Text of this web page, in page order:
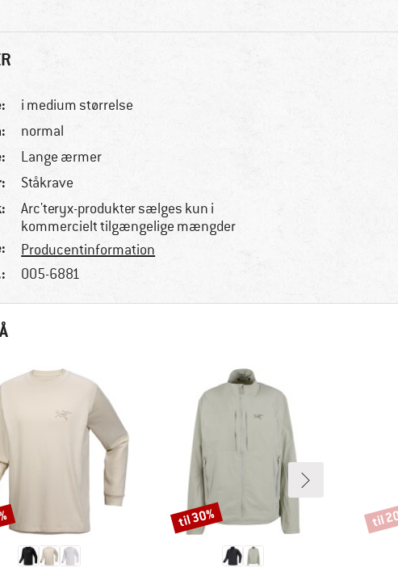
i medium størrelse
normal
Lange ærmer
Ståkrave
Arc'teryx-produkter sælges kun i
kommercielt tilgængelige mængder
Producentinformation
005-6881
Rabat
til 30% Rabat
til